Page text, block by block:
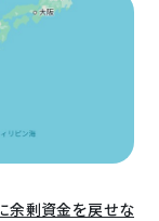
余剰資金を戻せな